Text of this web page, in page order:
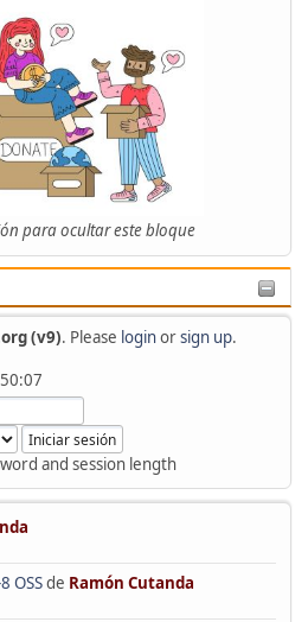
para ocultar este bloque
(v9). Please loginorsign up.
and session length
OSSde Ramón Cutanda